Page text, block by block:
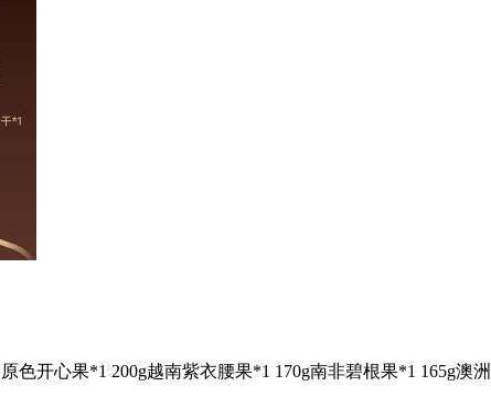
色开心果*1 200g越南紫衣腰果*1 170g南非碧根果*1 165g澳